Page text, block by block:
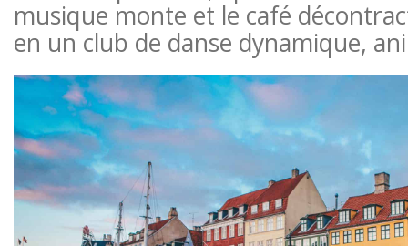
musique monte et le café
en un club de danse dynamique,